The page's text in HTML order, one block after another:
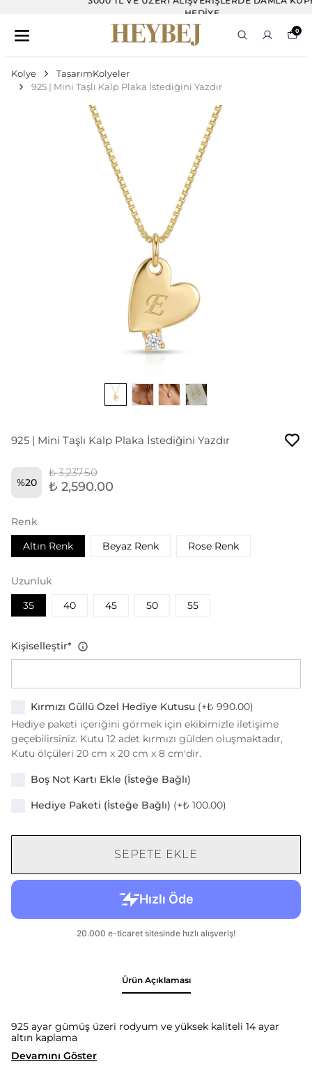
0
Kolye
TasarımKolyeler
925 | Mini Taşlı Kalp Plaka İstediğini Yazdır
925 | Mini Taşlı Kalp Plaka İstediğini Yazdır
%20
₺ 3,237.50
₺ 2,590.00
Renk
Altın Renk
Beyaz Renk Rose Renk
Uzunluk
35
40 45 50 55
Kişiselleştir*
Kırmızı Güllü Özel Hediye Kutusu (+₺ 990.00)
Hediye paketi içeriğini görmek için ekibimizle iletişime
geçebilirsiniz. Kutu 12 adet kırmızı gülden oluşmaktadır,
Kutu ölçüleri 20 cm x 20 cm x 8 cm'dir.
Boş Not Kartı Ekle (İsteğe Bağlı)
Hediye Paketi (İsteğe Bağlı) (+₺ 100.00)
SEPETE EKLE
Ürün Açıklaması
925 ayar gümüş üzeri rodyum ve yüksek kaliteli 14 ayar
altın kaplama
Devamını Göster